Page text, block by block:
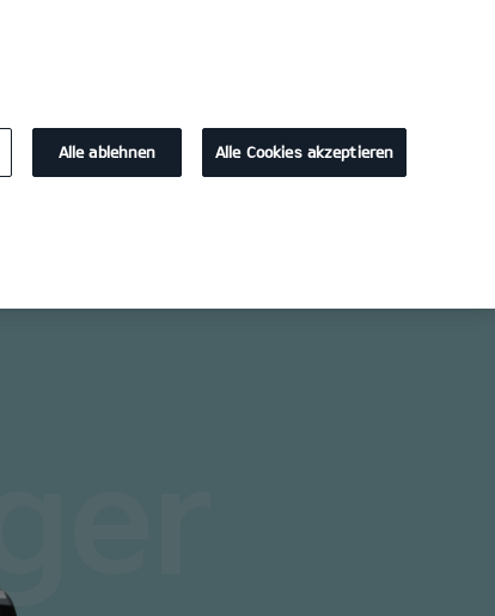
Probefahrt / Angebot Kontakt
Alle ablehnen Alle Cookies akzeptieren